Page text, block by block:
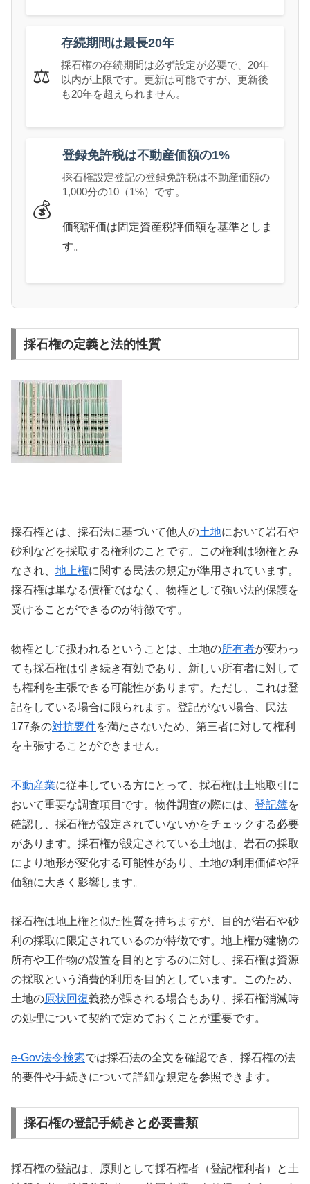
⚖️
存続期間は最長20年
採石権の存続期間は必ず設定が必要で、20年
以内が上限です。更新は可能ですが、更新後
も20年を超えられません。
💰
登録免許税は不動産価額の1%
採石権設定登記の登録免許税は不動産価額の
1,000分の10（1%）です。
価額評価は固定資産税評価額を基準としま
す。
採石権の定義と法的性質
採石権とは、採石法に基づいて他人の土地において岩石や
砂利などを採取する権利のことです。この権利は物権とみ
なされ、 地上権に関する民法の規定が準用されています。
採石権は単なる債権ではなく、物権として強い法的保護を
受けることができるのが特徴です。
物権として扱われるということは、土地の所有者が変わっ
ても採石権は引き続き有効であり、新しい所有者に対して
も権利を主張できる可能性があります。ただし、これは登
記をしている場合に限られます。登記がない場合、民法
177条の対抗要件を満たさないため、第三者に対して権利
を主張することができません。
不動産業に従事している方にとって、採石権は土地取引に
おいて重要な調査項目です。物件調査の際には、 登記簿を
確認し、採石権が設定されていないかをチェックする必要
があります。採石権が設定されている土地は、岩石の採取
により地形が変化する可能性があり、土地の利用価値や評
価額に大きく影響します。
採石権は地上権と似た性質を持ちますが、目的が岩石や砂
利の採取に限定されているのが特徴です。地上権が建物の
所有や工作物の設置を目的とするのに対し、採石権は資源
の採取という消費的利用を目的としています。このため、
土地の原状回復義務が課される場合もあり、採石権消滅時
の処理について契約で定めておくことが重要です。
e-Gov法令検索では採石法の全文を確認でき、採石権の法
的要件や手続きについて詳細な規定を参照できます。
採石権の登記手続きと必要書類
採石権の登記は、原則として採石権者（登記権利者）と土